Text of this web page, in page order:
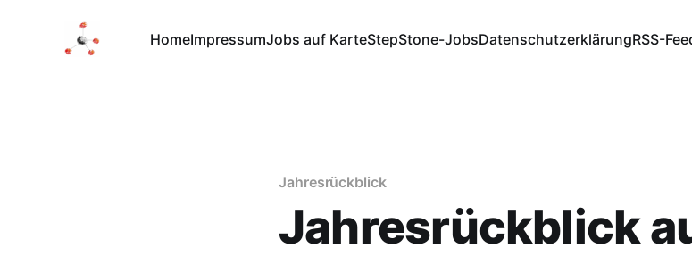
HomeImpressumJobs auf KarteStepStone-JobsDatenschutzerklärungRSS-
Jahresrückblick
Jahresrückblick